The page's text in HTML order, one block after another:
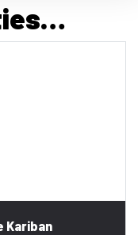
Kariban